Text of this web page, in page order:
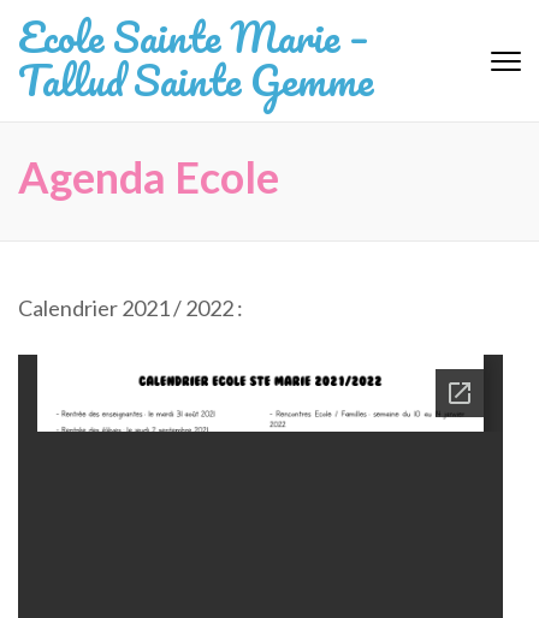
au
contenu
(Pressez
Ecole Sainte Marie –
Tallud Sainte Gemme
Agenda Ecole
Calendrier 2021 / 2022 :